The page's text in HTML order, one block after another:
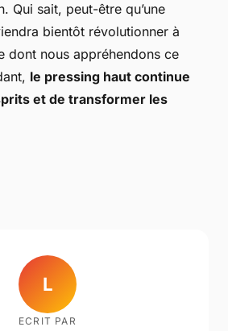
Qui sait, peut-être qu’une
bientôt révolutionner à
dont nous appréhendons ce
le pressing haut continue
et de transformer les
L
ECRIT PAR